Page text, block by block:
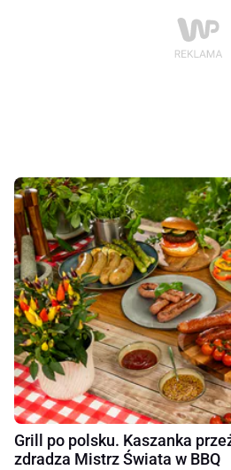
Grill po polsku. Kaszanka
zdradza Mistrz Świata w BBQ